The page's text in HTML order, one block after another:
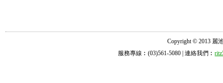
Copyright © 2013 麗
服務專線︰(03)561-5080 | 連絡我們︰